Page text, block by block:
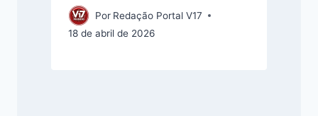
Por Redação Portal V17
18 de abril de 2026